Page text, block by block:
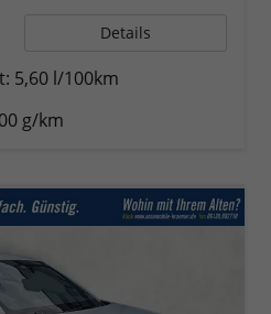
Details
5,60 l/100km
g/km